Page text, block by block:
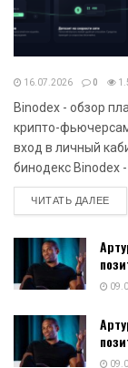
Актуальные
НОВОСТИ
КРИПТОВАЛЮТ
16.07.2026
крипто-
вход в личный
бинодекс Binodex -